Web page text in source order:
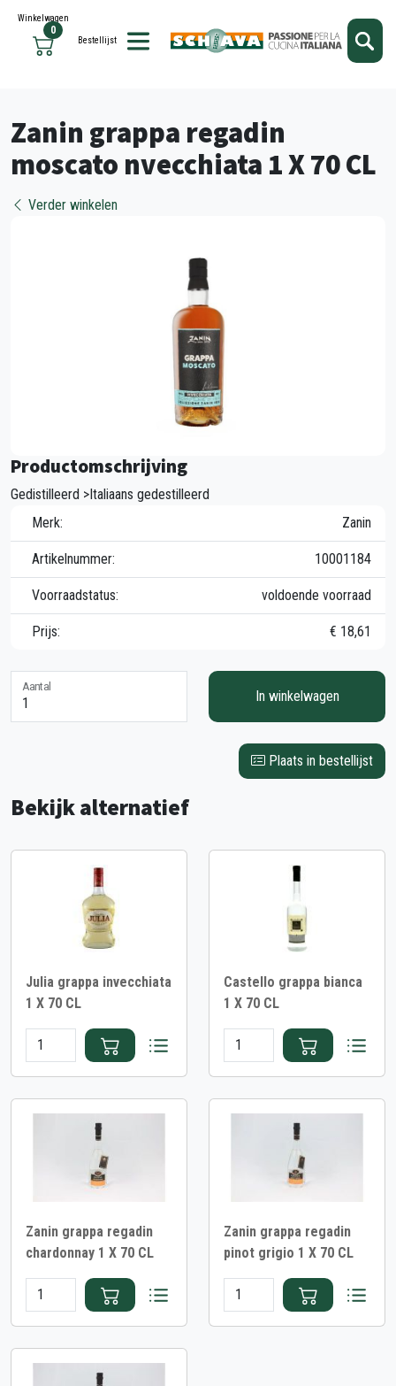
0
Winkelwagen
Bestellijst
Zanin grappa regadin
moscato nvecchiata 1 X 70 CL
Verder winkelen
Productomschrijving
Gedistilleerd >Italiaans gedestilleerd
Merk:
Zanin
Artikelnummer: 10001184
Voorraadstatus: voldoende voorraad
Prijs: € 18,61
Aantal
In winkelwagen
Plaats in bestellijst
Bekijk alternatief
Julia grappa invecchiata
1 X 70 CL
Castello grappa bianca
1 X 70 CL
Zanin grappa regadin
chardonnay 1 X 70 CL
Zanin grappa regadin
pinot grigio 1 X 70 CL